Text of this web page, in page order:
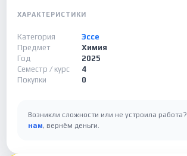
ХАРАКТЕРИСТИКИ
Категория
Эссе
Предмет
Химия
Год
2025
Семестр / курс
4
Покупки
0
Возникли сложности или не устроила работа?
нам, вернём деньги.